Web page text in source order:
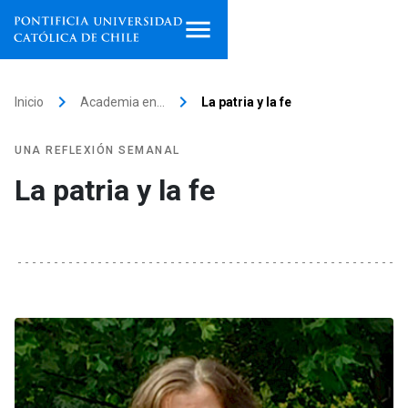
institutos
Extensión
Vinculación
Inicio keyboard_arrow_right Academia en… keyboard_arrow_right La patria y la fe
UNA REFLEXIÓN SEMANAL
La patria y la fe